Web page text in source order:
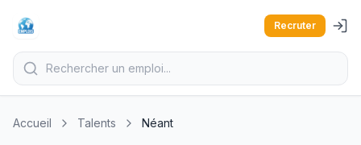
Recruter
Accueil Talents Néant